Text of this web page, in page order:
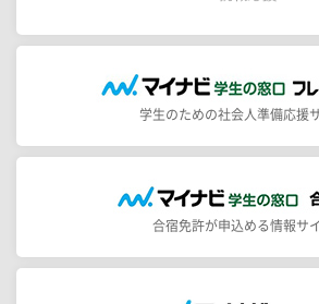
学生のための社会人準備応援
合宿免許が申込める情報サ